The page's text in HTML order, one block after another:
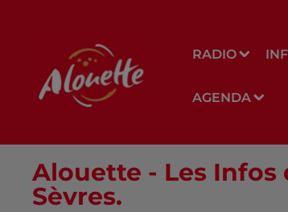
RADIO
AGENDA
Alouette - Les Infos
Sèvres.